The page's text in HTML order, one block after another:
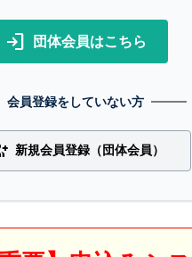
login 団体会員はこちら
会員登録をしていない方
新規会員登録（団体会員）